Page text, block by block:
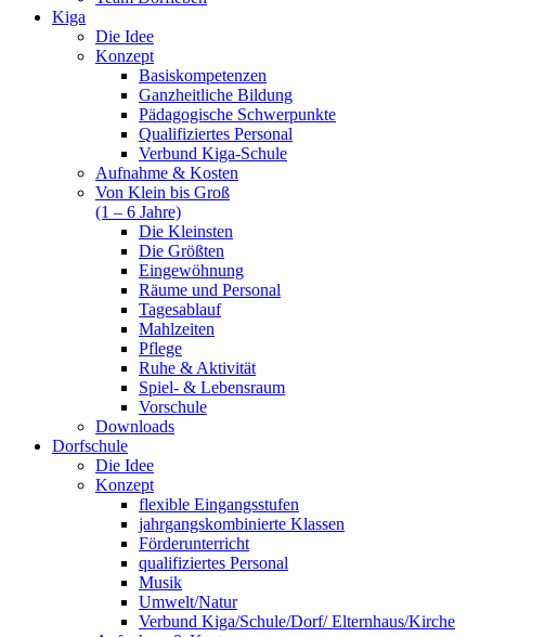
Kiga
Die Idee
Konzept
Basiskompetenzen
Ganzheitliche Bildung
Pädagogische Schwerpunkte
Qualifiziertes Personal
Verbund Kiga-Schule
Aufnahme & Kosten
Von Klein bis Groß
(1 – 6 Jahre)
Die Kleinsten
Die Größten
Eingewöhnung
Räume und Personal
Tagesablauf
Mahlzeiten
Pflege
Ruhe & Aktivität
Spiel- & Lebensraum
Vorschule
Downloads
Dorfschule
Die Idee
Konzept
flexible Eingangsstufen
jahrgangskombinierte Klassen
Förderunterricht
qualifiziertes Personal
Musik
Umwelt/Natur
Verbund Kiga/Schule/Dorf/ Elternhaus/Kirche